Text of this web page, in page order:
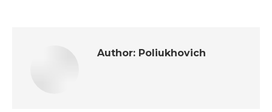
Author: Poliukhovich